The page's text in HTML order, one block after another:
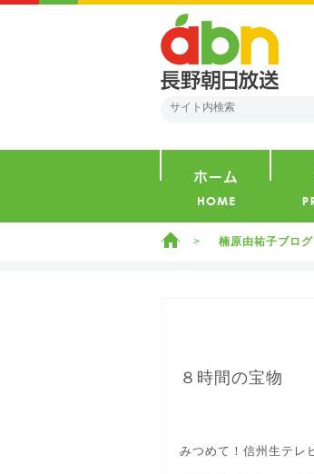
ホーム 楠原由祐子ブログ
８時間の宝物
みつめて！信州生テレ